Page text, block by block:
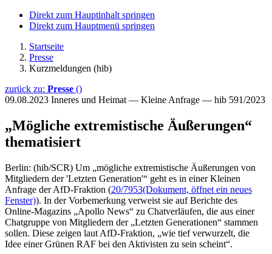
Direkt zum Hauptinhalt springen
Direkt zum Hauptmenü springen
Startseite
Presse
Kurzmeldungen (hib)
zurück zu: Presse ()
09.08.2023 Inneres und Heimat — Kleine Anfrage — hib 591/2023
„Mögliche extremistische Äußerungen“
thematisiert
Berlin: (hib/SCR) Um „mögliche extremistische Äußerungen von
Mitgliedern der 'Letzten Generation'“ geht es in einer Kleinen
Anfrage der AfD-Fraktion (20/7953(Dokument, öffnet ein neues
Fenster)). In der Vorbemerkung verweist sie auf Berichte des
Online-Magazins „Apollo News“ zu Chatverläufen, die aus einer
Chatgruppe von Mitgliedern der „Letzten Generationen“ stammen
sollen. Diese zeigen laut AfD-Fraktion, „wie tief verwurzelt, die
Idee einer Grünen RAF bei den Aktivisten zu sein scheint“.